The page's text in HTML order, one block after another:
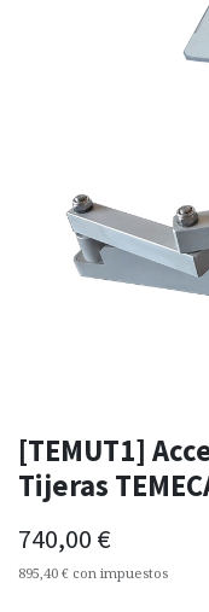
[TEMUT1]
Tijeras
740,00 €
895,40 € con impuestos